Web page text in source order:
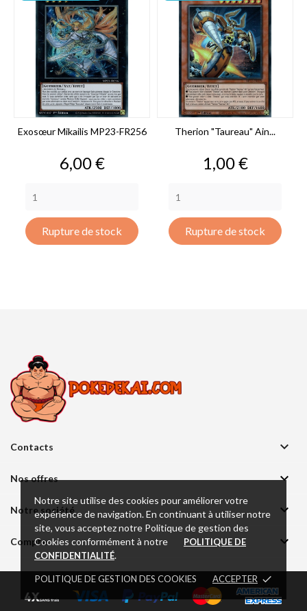
Notre site utilise des cookies pour améliorer votre
expérience de navigation. En continuant à utiliser notre
site, vous acceptez notre Politique de gestion des
Cookies conformément à notre
POLITIQUE DE
CONFIDENTIALITÉ.
POLITIQUE DE GESTION DES COOKIES ACCEPTER done
Exosœur Mikailis MP23-FR256
Prix
6,00 €
Rupture de stock
Therion "Taureau" Ain...
Prix
1,00 €
Rupture de stock
Contacts 
Nos offres 
Notre société 
Compte 